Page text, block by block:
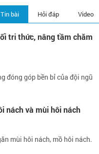
Video
Hỏi đáp
Tin bài
tri thức, nâng tầm chăm
đóng góp bền bỉ của đội ngũ
nách và mùi hôi nách
mùi hôi nách, mồ hôi nách.